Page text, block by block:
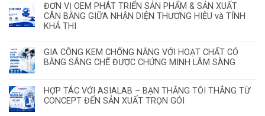
ĐƠN VỊ OEM PHÁT TRIỂN SẢN PHẨM & SẢN XUẤT
CÂN BẰNG GIỮA NHẬN DIỆN THƯƠNG HIỆU và TÍNH
KHẢ THI
GIA CÔNG KEM CHỐNG NẮNG VỚI HOẠT CHẤT CÓ
BẰNG SÁNG CHẾ ĐƯỢC CHỨNG MINH LÂM SÀNG
HỢP TÁC VỚI ASIALAB – BẠN THẮNG TÔI THẮNG TỪ
CONCEPT ĐẾN SẢN XUẤT TRỌN GÓI